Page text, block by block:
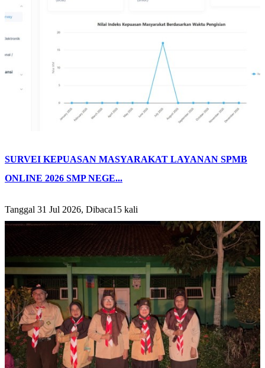
SURVEI KEPUASAN MASYARAKAT LAYANAN SPMB
ONLINE 2026 SMP NEGE...
Tanggal 31 Jul 2026, Dibaca15 kali